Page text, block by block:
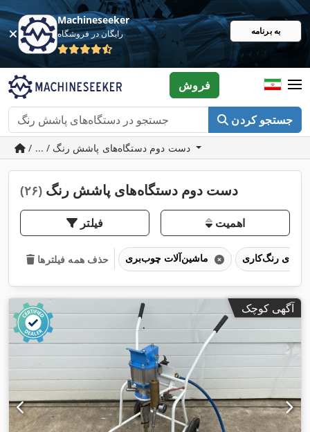
Machineseeker
رایگان در فروشگاه به برنامه
جستجو کردن
فروش
دست دوم دستگاه‌های پاشش رنگ (۲۶)
فیلتر اهمیت
حذف همه فیلترها
آگهی کوچک